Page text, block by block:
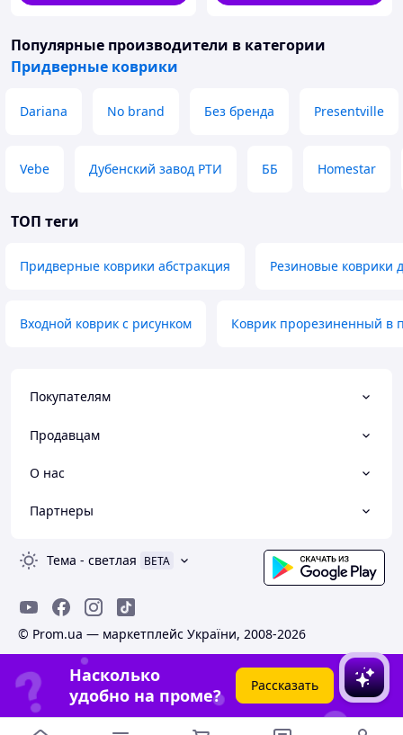
Популярные производители в категории
Придверные коврики
Dariana No brand Без бренда Presentville
Vebe Дубенский завод РТИ ББ Homestar
ТОП теги
Придверные коврики абстракция Резиновые коврики
Входной коврик с рисунком Коврик прорезиненный в
Покупателям
Продавцам
О нас
Партнеры
Тема - светлая BETA
© Prom.ua — маркетплейс України, 2008-2026
Насколько
удобно на проме?
Рассказать